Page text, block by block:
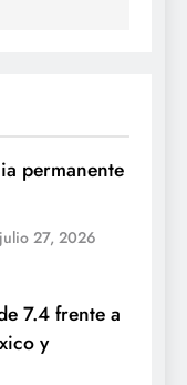
permanente
julio 27, 2026
7.4 frente a
y